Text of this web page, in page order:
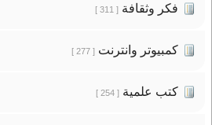
فكر وثقافة[ 311 ]
كمبيوتر وانترنت[ 277 ]
كتب علمية[ 254 ]